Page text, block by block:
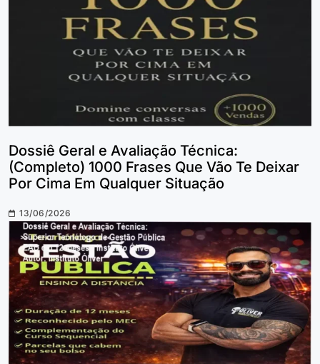
Dossiê Geral e Avaliação Técnica:
(Completo) 1000 Frases Que Vão Te Deixar
Por Cima Em Qualquer Situação
13/06/2026